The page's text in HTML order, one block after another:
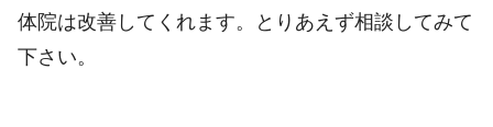
体院は改善してくれます。とりあえず相談してみて
下さい。